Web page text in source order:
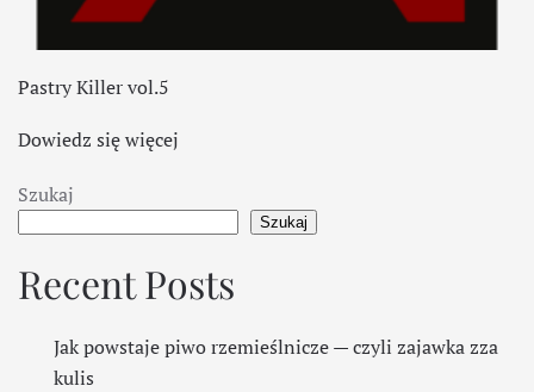
Pastry Killer vol.5
Dowiedz się więcej
Szukaj
Szukaj
Recent Posts
Jak powstaje piwo rzemieślnicze — czyli zajawka zza
kulis